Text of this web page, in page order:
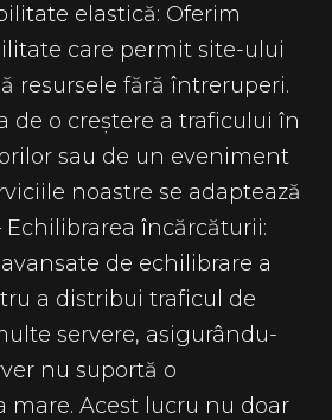
elastică: Oferim
care permit site-ului
resursele fără întreruperi.
de o creștere a traficului în
sau de un eveniment
noastre se adaptează
Echilibrarea încărcăturii:
de echilibrare a
a distribui traficul de
servere, asigurându-
nu suportă o
mare. Acest lucru nu doar